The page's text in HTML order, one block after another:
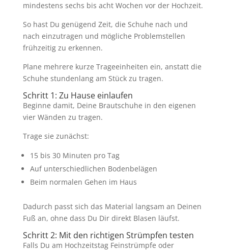
mindestens sechs bis acht Wochen vor der Hochzeit.
So hast Du genügend Zeit, die Schuhe nach und
nach einzutragen und mögliche Problemstellen
frühzeitig zu erkennen.
Plane mehrere kurze Trageeinheiten ein, anstatt die
Schuhe stundenlang am Stück zu tragen.
Schritt 1: Zu Hause einlaufen
Beginne damit, Deine Brautschuhe in den eigenen
vier Wänden zu tragen.
Trage sie zunächst:
15 bis 30 Minuten pro Tag
Auf unterschiedlichen Bodenbelägen
Beim normalen Gehen im Haus
Dadurch passt sich das Material langsam an Deinen
Fuß an, ohne dass Du Dir direkt Blasen läufst.
Schritt 2: Mit den richtigen Strümpfen testen
Falls Du am Hochzeitstag Feinstrümpfe oder